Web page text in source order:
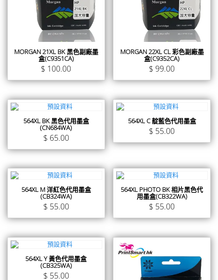
MORGAN 21XL BK 黑色副廠墨
盒(C9351CA)
$ 100.00
MORGAN 22XL CL 彩色副廠墨
盒(C9352CA)
$ 99.00
564XL BK 黑色代用墨盒
(CN684WA)
$ 65.00
564XL C 靛藍色代用墨盒
$ 55.00
564XL M 洋紅色代用墨盒
(CB324WA)
$ 55.00
564XL PHOTO BK 相片黑色代
用墨盒(CB322WA)
$ 55.00
564XL Y 黃色代用墨盒
(CB325WA)
$ 55.00